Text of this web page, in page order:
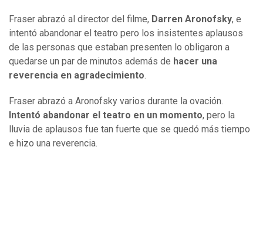
Fraser abrazó al director del filme, Darren Aronofsky, e
intentó abandonar el teatro pero los insistentes aplausos
de las personas que estaban presenten lo obligaron a
quedarse un par de minutos además de hacer una
reverencia en agradecimiento.
Fraser abrazó a Aronofsky varios durante la ovación.
Intentó abandonar el teatro en un momento, pero la
lluvia de aplausos fue tan fuerte que se quedó más tiempo
e hizo una reverencia.